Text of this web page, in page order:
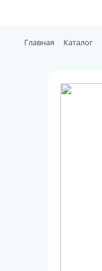
Главная Каталог